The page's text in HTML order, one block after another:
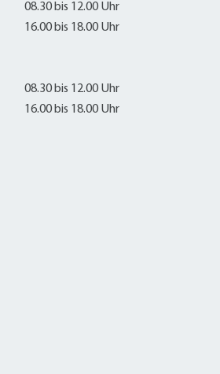
08.30 bis 12.00 Uhr
16.00 bis 18.00 Uhr
08.30 bis 12.00 Uhr
16.00 bis 18.00 Uhr